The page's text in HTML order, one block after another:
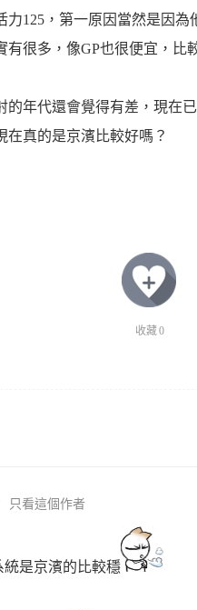
125，第一原因當然是因
有很多，像GP也很便宜，比
的年代還會覺得有差，現在
在真的是京濱比較好嗎？
收藏0
只看這個作者
是京濱的比較穩